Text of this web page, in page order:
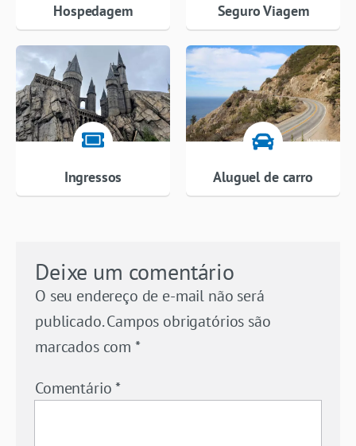
Hospedagem Seguro Viagem
Ingressos Aluguel de carro
Deixe um comentário
O seu endereço de e-mail não será
publicado. Campos obrigatórios são
marcados com *
Comentário*